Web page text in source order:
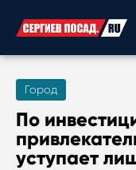
Город
По
уступает